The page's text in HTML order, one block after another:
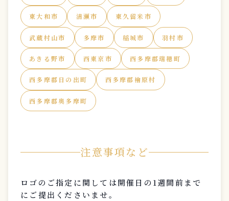
東大和市 清瀬市 東久留米市
武蔵村山市 多摩市 稲城市 羽村市
あきる野市 西東京市 西多摩郡瑞穂町
西多摩郡日の出町 西多摩郡檜原村
西多摩郡奥多摩町
注意事項など
ロゴのご指定に関しては開催日の1週間前まで
にご提出くださいませ。